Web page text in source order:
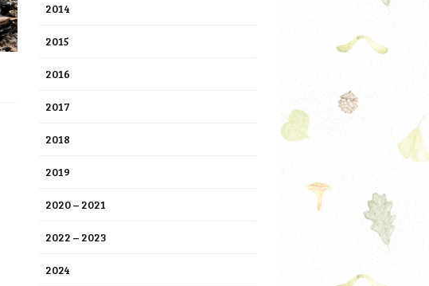
2014
2015
2016
2017
2018
2019
2020 – 2021
2022 – 2023
2024